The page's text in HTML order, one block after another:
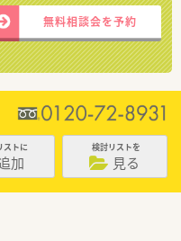
無料相談会を予約
ストに
加
検討リストを
見る